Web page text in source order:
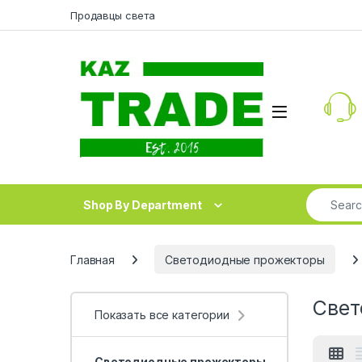
Продавцы света
Shop By Department
Search
Главная Светодиодные прожекторы
Показать все категории